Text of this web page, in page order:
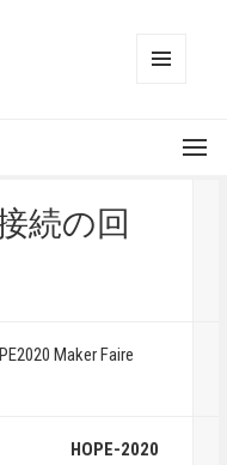
続の回
Maker Faire
HOPE-2020